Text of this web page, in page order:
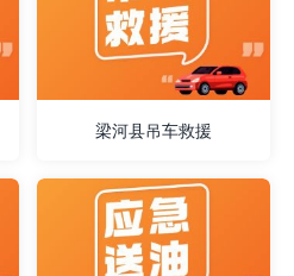
梁河县吊车救援